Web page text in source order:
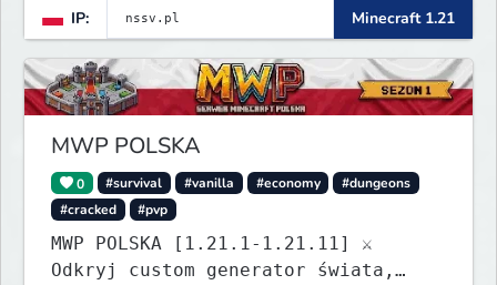
IP:
Minecraft 1.21
MWP POLSKA
0 #survival #vanilla #economy
#dungeons
#cracked
#pvp
MWP POLSKA [1.21.1-1.21.11] ⚔️
Odkryj custom generator świata,